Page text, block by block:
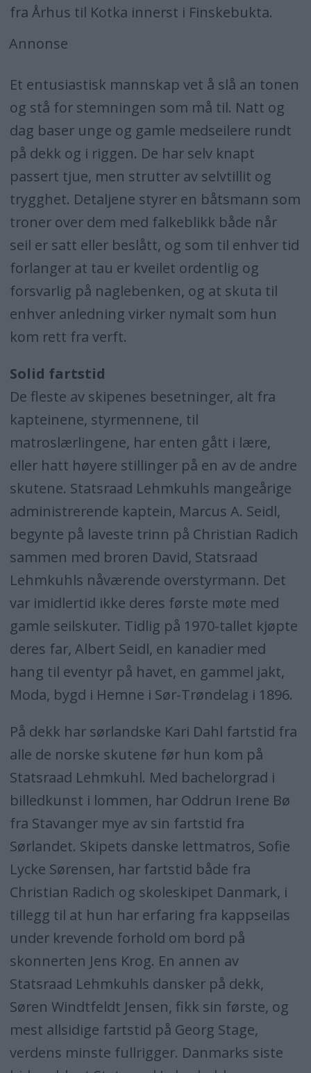
fra Århus til Kotka innerst i Finskebukta.
Annonse
Et entusiastisk mannskap vet å slå an tonen
og stå for stemningen som må til. Natt og
dag baser unge og gamle medseilere rundt
på dekk og i riggen. De har selv knapt
passert tjue, men strutter av selvtillit og
trygghet. Detaljene styrer en båtsmann som
troner over dem med falkeblikk både når
seil er satt eller beslått, og som til enhver tid
forlanger at tau er kveilet ordentlig og
forsvarlig på naglebenken, og at skuta til
enhver anledning virker nymalt som hun
kom rett fra verft.
Solid fartstid
De fleste av skipenes besetninger, alt fra
kapteinene, styrmennene, til
matroslærlingene, har enten gått i lære,
eller hatt høyere stillinger på en av de andre
skutene. Statsraad Lehmkuhls mangeårige
administrerende kaptein, Marcus A. Seidl,
begynte på laveste trinn på Christian Radich
sammen med broren David, Statsraad
Lehmkuhls nåværende overstyrmann. Det
var imidlertid ikke deres første møte med
gamle seilskuter. Tidlig på 1970-tallet kjøpte
deres far, Albert Seidl, en kanadier med
hang til eventyr på havet, en gammel jakt,
Moda, bygd i Hemne i Sør-Trøndelag i 1896.
På dekk har sørlandske Kari Dahl fartstid fra
alle de norske skutene før hun kom på
Statsraad Lehmkuhl. Med bachelorgrad i
billedkunst i lommen, har Oddrun Irene Bø
fra Stavanger mye av sin fartstid fra
Sørlandet. Skipets danske lettmatros, Sofie
Lycke Sørensen, har fartstid både fra
Christian Radich og skoleskipet Danmark, i
tillegg til at hun har erfaring fra kappseilas
under krevende forhold om bord på
skonnerten Jens Krog. En annen av
Statsraad Lehmkuhls dansker på dekk,
Søren Windtfeldt Jensen, fikk sin første, og
mest allsidige fartstid på Georg Stage,
verdens minste fullrigger. Danmarks siste